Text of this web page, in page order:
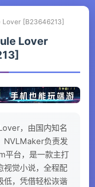
Lover [B23646213]
Lover
，由国内知名
NVLMaker负责发
平台，是一款主打
视觉小说，全程配
低，凭借轻松诙谐